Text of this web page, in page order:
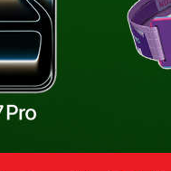
îţi spun tot felul de
tradiţională, cântată
de toată frumuseţea,